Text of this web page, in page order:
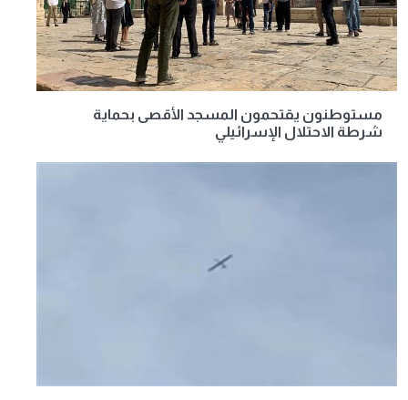
مستوطنون يقتحمون المسجد الأقصى بحماية
شرطة الاحتلال الإسرائيلي